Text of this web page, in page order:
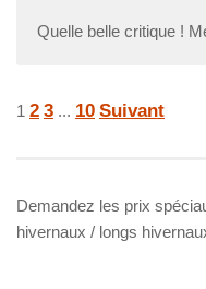
Quelle belle critique !
Navigation
Page
1 Page
2 Page
3 ... Page
10 Suivant
Demandez les prix
hivernaux / longs